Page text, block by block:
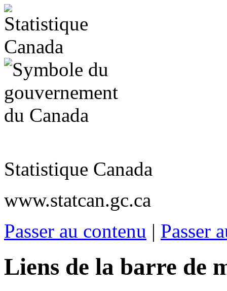
Statistique Canada
www.statcan.gc.ca
Passer au contenu | Passer
Liens de la barre de